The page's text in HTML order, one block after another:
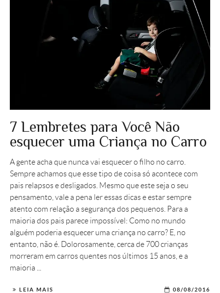
7 Lembretes para Você Não
esquecer uma Criança no Carro
A gente acha que nunca vai esquecer o filho no carro.
Sempre achamos que esse tipo de coisa só acontece com
pais relapsos e desligados. Mesmo que este seja o seu
pensamento, vale a pena ler essas dicas e estar sempre
atento com relação a segurança dos pequenos. Para a
maioria dos pais parece impossível: Como no mundo
alguém poderia esquecer uma criança no carro? E, no
entanto, não é. Dolorosamente, cerca de 700 crianças
morreram em carros quentes nos últimos 15 anos, e a
maioria ...
LEIA MAIS 08/08/2016